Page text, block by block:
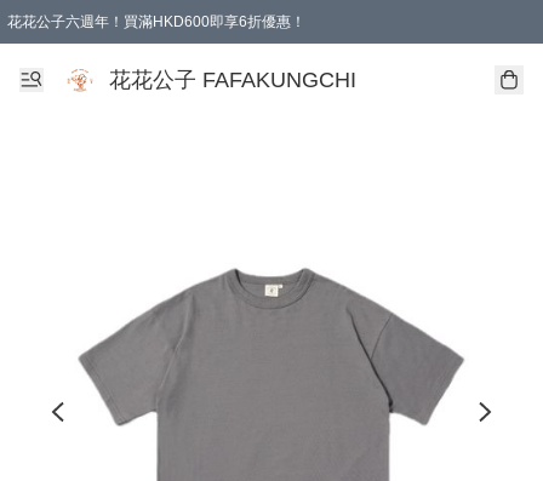
花花公子六週年！買滿HKD600即享6折優惠！
購物滿 HKD 600.00即享免運費優惠！（適用於 本地取貨 )
花花公子 FAFAKUNGCHI